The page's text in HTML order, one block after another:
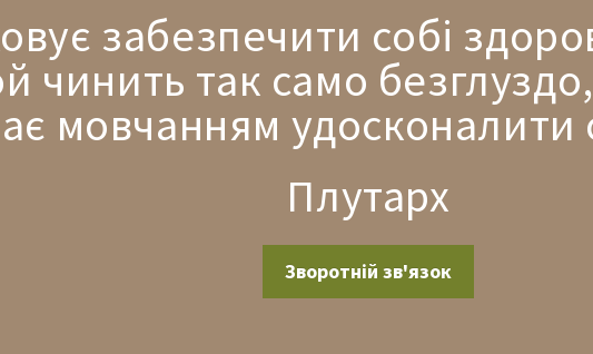
забезпечити собі
чинить так само
мовчанням удосконалити
Плутарх
Зворотній зв'язок